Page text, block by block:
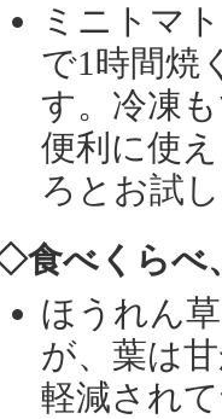
ミニトマ
で1時間焼
す。冷凍
便利に使
ろとお試
食べくらべ
ほうれん
が、葉は
軽減され